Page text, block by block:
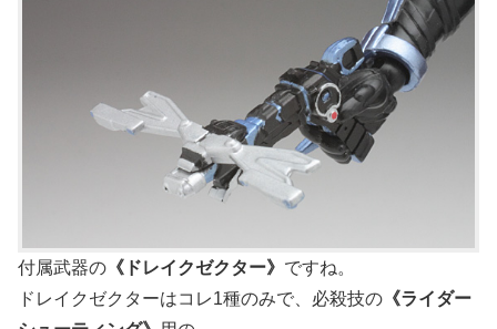
付属武器の 《ドレイクゼクター》 ですね。
ドレイクゼクターはコレ1種のみで、必殺技の 《ライダー